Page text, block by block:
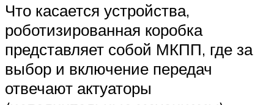
Что касается устройства,
роботизированная коробка
представляет собой МКПП, где за
выбор и включение передач
отвечают актуаторы